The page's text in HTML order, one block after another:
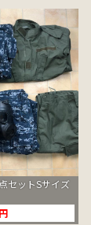
セットSサイズ